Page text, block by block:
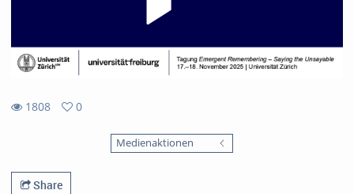
1808
0
Medienaktionen
Share